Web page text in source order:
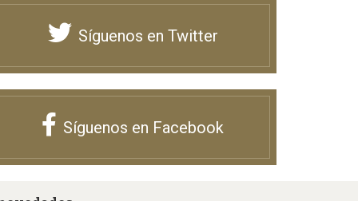
Síguenos en Twitter
Síguenos en Facebook